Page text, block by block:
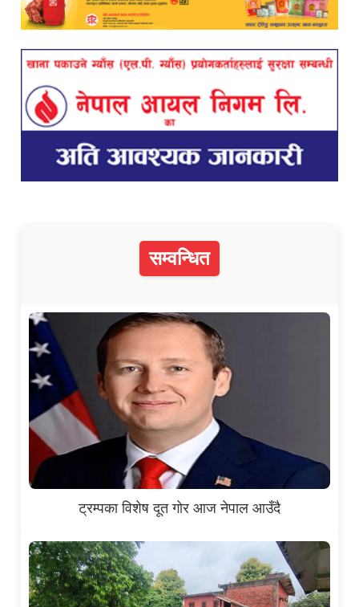
सम्वन्धित
ट्रम्पका विशेष दूत गोर आज नेपाल आउँदै